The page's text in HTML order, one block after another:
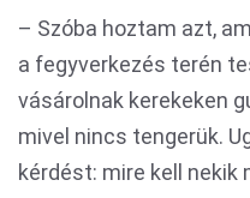
– Szóba hoztam azt,
a fegyverkezés terén
vásárolnak kerekeken
mivel nincs tengerük.
kérdést: mire kell nekik